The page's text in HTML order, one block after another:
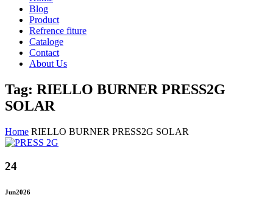
Blog
Product
Refrence fiture
Cataloge
Contact
About Us
Tag: RIELLO BURNER PRESS2G
SOLAR
Home RIELLO BURNER PRESS2G SOLAR
24
Jun2026